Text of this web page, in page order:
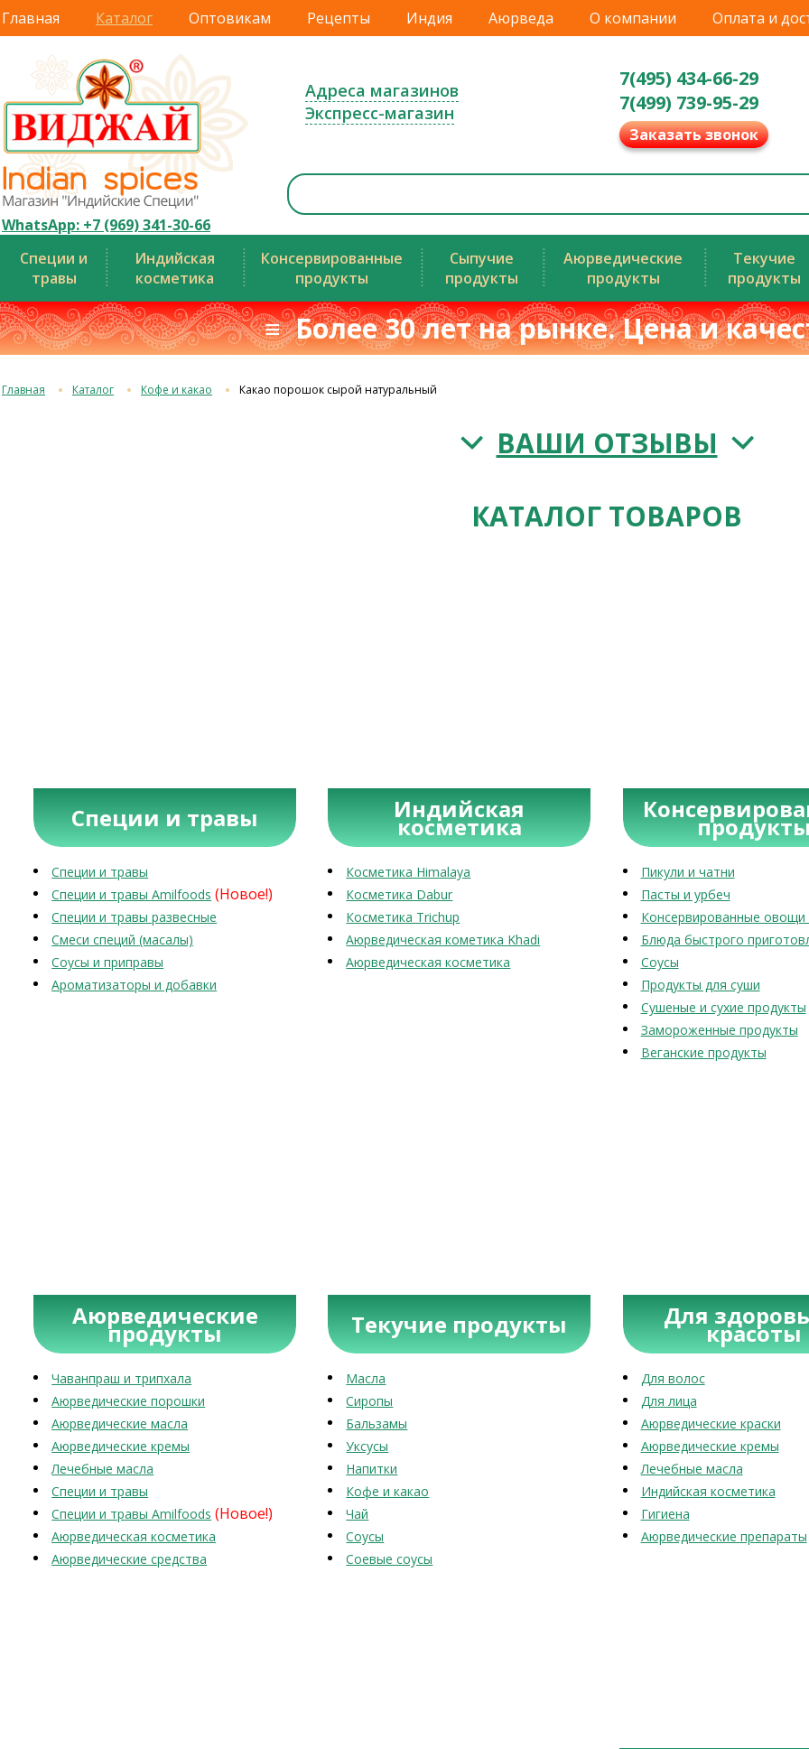
Главная Каталог Оптовикам Рецепты Индия Аюрведа О компании Оплата и
WhatsApp: +7 (969) 341-30-66
Адреса магазинов
Экспресс-магазин
7(495) 434-66-29
7(499) 739-95-29
Заказать звонок
Специи и
травы
Индийская
косметика
Консервированные
продукты
Сыпучие
продукты
Аюрведические
продукты
Текучие
продукты
≡ Более 30 лет на рынке. Цена и
Главная Каталог Кофе и какао Какао порошок сырой натуральный
ВАШИ ОТЗЫВЫ
КАТАЛОГ ТОВАРОВ
Специи и травы
Специи и травы
Специи и травы Amilfoods (Новое!)
Специи и травы развесные
Смеси специй (масалы)
Соусы и приправы
Ароматизаторы и добавки
Индийская
косметика
Косметика Himalaya
Косметика Dabur
Косметика Trichup
Аюрведическая кометика Khadi
Аюрведическая косметика
Пикули и чатни
Пасты и урбеч
Консервированные овощи
Блюда быстрого
Соусы
Продукты для суши
Сушеные и сухие продукты
Замороженные продукты
Веганские продукты
Аюрведические
продукты
Чаванпраш и трипхала
Аюрведические порошки
Аюрведические масла
Аюрведические кремы
Лечебные масла
Специи и травы
Специи и травы Amilfoods (Новое!)
Аюрведическая косметика
Аюрведические средства
Текучие продукты
Масла
Сиропы
Бальзамы
Уксусы
Напитки
Кофе и какао
Чай
Соусы
Соевые соусы
Для
красоты
Для волос
Для лица
Аюрведические краски
Аюрведические кремы
Лечебные масла
Индийская косметика
Гигиена
Аюрведические препараты